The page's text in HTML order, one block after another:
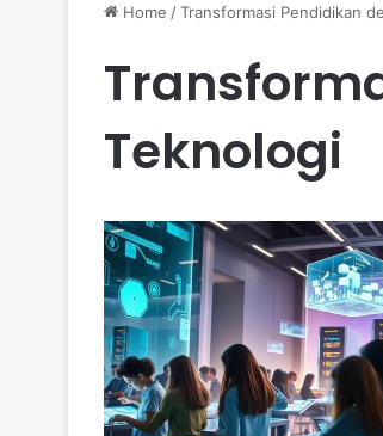
Home /Transformasi Pendidikan
Teknologi